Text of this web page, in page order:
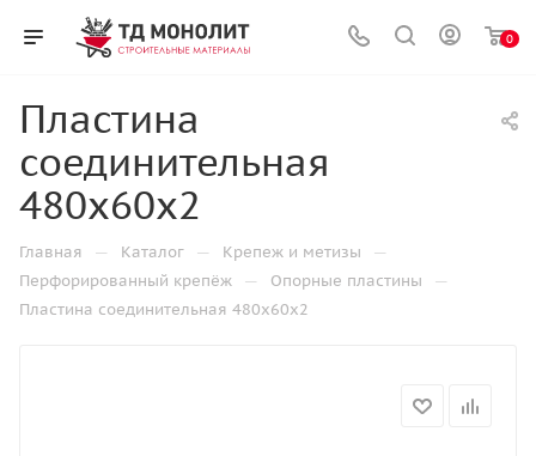
0
Пластина
соединительная
480х60х2
Главная — Каталог — Крепеж и метизы —
Перфорированный крепёж — Опорные пластины —
Пластина соединительная 480х60х2